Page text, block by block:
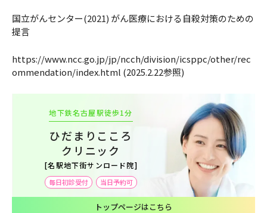
国立がんセンター(2021) がん医療における自殺対策のための
提言
https://www.ncc.go.jp/jp/ncch/division/icsppc/other/rec
ommendation/index.html (2025.2.22参照)
地下鉄名古屋駅徒歩1分
ひだまりこころ
クリニック
[名駅地下街サンロード院]
毎日初診受付 当日予約可
トップページはこちら